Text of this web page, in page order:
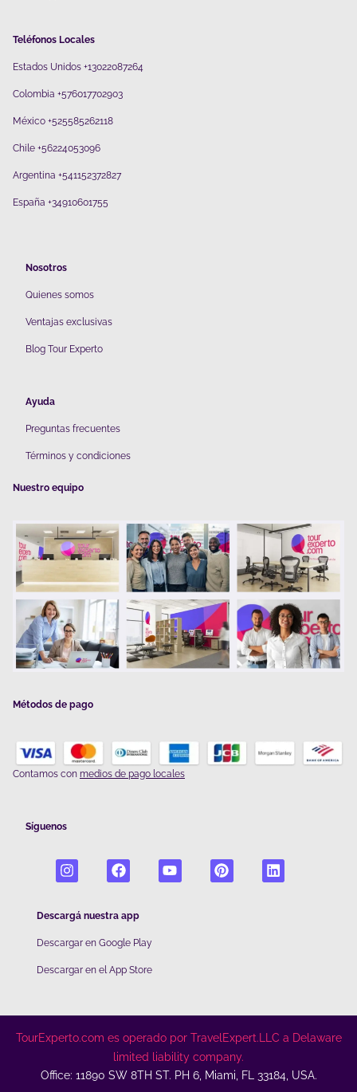
Teléfonos Locales
Estados Unidos +13022087264
Colombia +576017702903
México +525585262118
Chile +56224053096
Argentina +541152372827
España +34910601755
Nosotros
Quienes somos
Ventajas exclusivas
Blog Tour Experto
Ayuda
Preguntas frecuentes
Términos y condiciones
Nuestro equipo
Métodos de pago
Contamos con medios de pago locales
Síguenos
Descargá nuestra app
Descargar en Google Play
Descargar en el App Store
TourExperto.com es operado por TravelExpert.LLC a Delaware
limited liability company.
Office: 11890 SW 8TH ST. PH 6, Miami, FL 33184, USA.